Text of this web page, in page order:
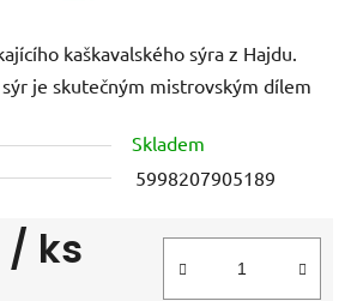
kaškavalského sýra z Hajdu.
je skutečným mistrovským dílem
Skladem
5998207905189
/ ks